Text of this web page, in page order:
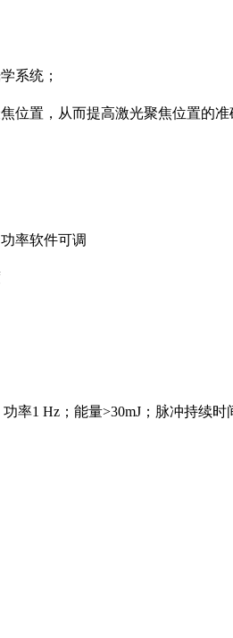
系统；
位置，从而提高激光聚焦位置的准
率软件可调
率1 Hz；能量>30mJ；脉冲持续时